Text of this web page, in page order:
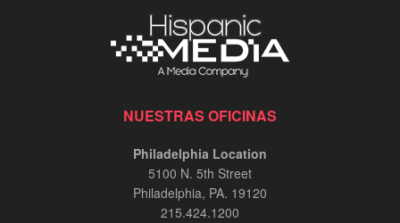
NUESTRAS OFICINAS
Philadelphia Location
5100 N. 5th Street
Philadelphia, PA. 19120
215.424.1200